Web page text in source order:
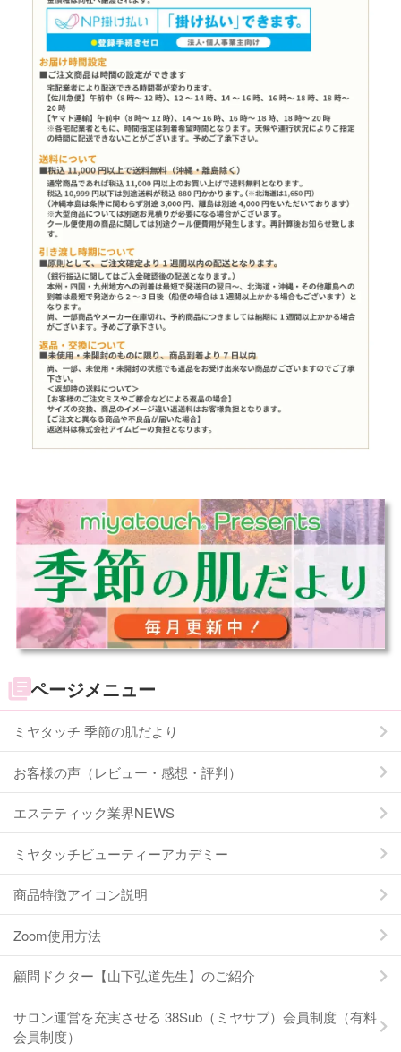
ページメニュー
ミヤタッチ 季節の肌だより
お客様の声（レビュー・感想・評判）
エステティック業界NEWS
ミヤタッチビューティーアカデミー
商品特徴アイコン説明
Zoom使用方法
顧問ドクター【山下弘道先生】のご紹介
サロン運営を充実させる 38Sub（ミヤサブ）会員制度（有料
会員制度）